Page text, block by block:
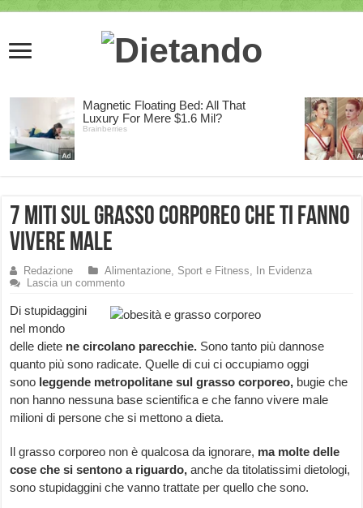
7 miti sul grasso corporeo che ti fanno
vivere male
Redazione Alimentazione, Sport e Fitness,
In Evidenza
Lascia un commento
Di stupidaggini
nel mondo
delle diete ne circolano parecchie. Sono tanto più dannose
quanto più sono radicate. Quelle di cui ci occupiamo oggi
sono leggende metropolitane sul grasso corporeo, bugie che
non hanno nessuna base scientifica e che fanno vivere male
milioni di persone che si mettono a dieta.
Il grasso corporeo non è qualcosa da ignorare, ma molte delle
cose che si sentono a riguardo,anche da titolatissimi dietologi,
sono stupidaggini che vanno trattate per quello che sono.